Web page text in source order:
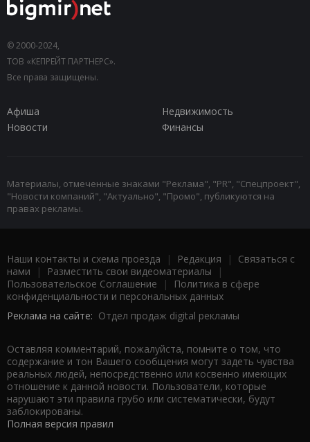
© 2000-2024,
ТОВ «КЕПРЕЙТ ПАРТНЕРС».
Все права защищены.
Афиша
Недвижимость
Новости
Финансы
Материалы, отмеченные знаками "Реклама", "PR", "Спецпроект",
"Новости компаний", "Актуально", "Промо", публикуются на
правах рекламы.
Наши контакты и схема проезда | Редакция | Связаться с
нами | Разместить свои видеоматериалы |
Пользовательское Соглашение |
Политика в сфере
конфиденциальности и персональных данных
Реклама на сайте: Отдел продаж digital рекламы
Оставляя комментарий, пожалуйста, помните о том, что
содержание и тон Вашего сообщения могут задеть чувства
реальных людей, непосредственно или косвенно имеющих
отношение к данной новости. Пользователи, которые
нарушают эти правила грубо или систематически, будут
заблокированы.
Полная версия правил